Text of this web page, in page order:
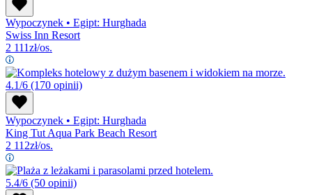
Wypoczynek • Egipt: Hurghada
Swiss Inn Resort
2 111zł/os.
4.1/6 (170 opinii)
Wypoczynek • Egipt: Hurghada
King Tut Aqua Park Beach Resort
2 112zł/os.
5.4/6 (50 opinii)